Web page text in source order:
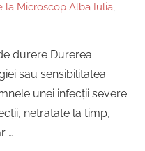
la Microscop Alba Iulia,
durere Durerea
sau sensibilitatea
unei infecții severe
netratate la timp,
…